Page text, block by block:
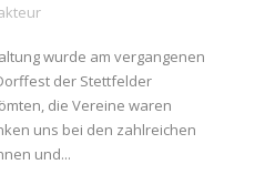
wurde am vergangenen
der Stettfelder
die Vereine waren
uns bei den zahlreichen
und...